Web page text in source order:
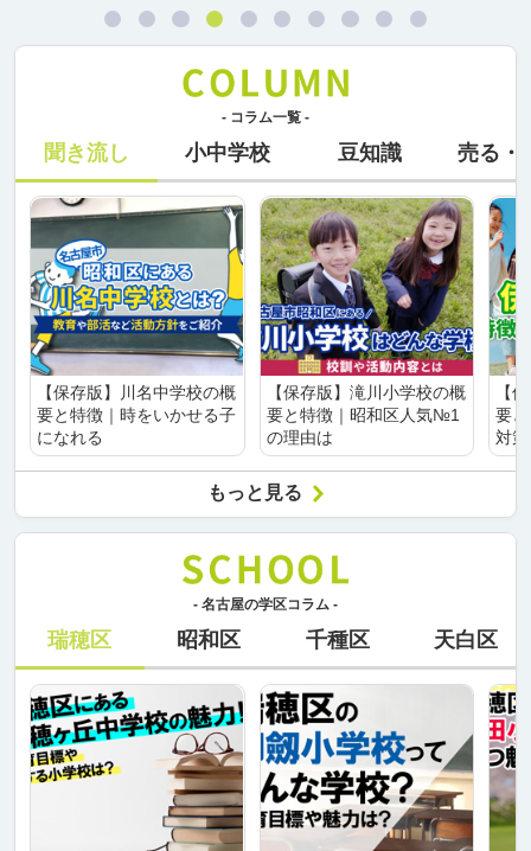
- コラム一覧 -
聞き流し 小中学校 豆知識 売る・
【保存版】川名中学校の概
要と特徴｜時をいかせる子
になれる
【保存版】滝川小学校の概
要と特徴｜昭和区人気№1
の理由は
【
要
対
もっと見る
- 名古屋の学区コラム -
瑞穂区 昭和区 千種区 天白区